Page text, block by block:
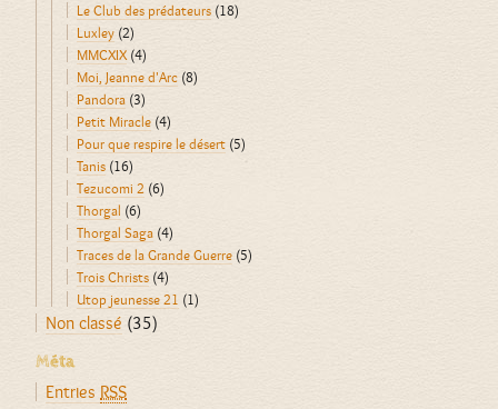
Le Club des prédateurs (18)
Luxley (2)
MMCXIX (4)
Moi, Jeanne d'Arc (8)
Pandora (3)
Petit Miracle (4)
Pour que respire le désert (5)
Tanis (16)
Tezucomi 2 (6)
Thorgal (6)
Thorgal Saga (4)
Traces de la Grande Guerre (5)
Trois Christs (4)
Utop jeunesse 21 (1)
Non classé (35)
Méta
Entries RSS